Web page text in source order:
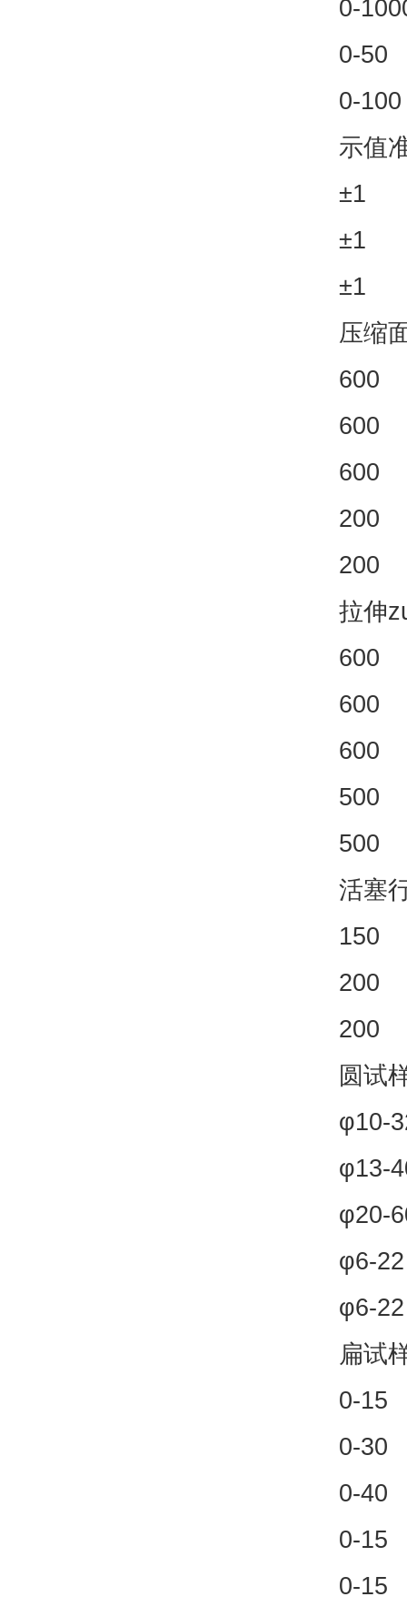
0-
0-50
0-100
示值
±1
±1
±1
压缩
600
600
600
200
200
拉伸
600
600
600
500
500
活塞
150
200
200
圆试
φ10-
φ13-
φ20-
φ6-22
φ6-22
扁试
0-15
0-30
0-40
0-15
0-15